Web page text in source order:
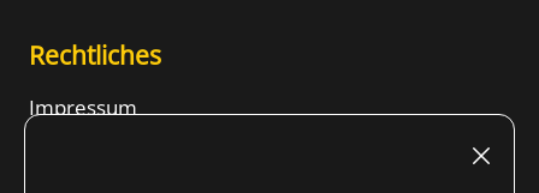
Rechtliches
Impressum